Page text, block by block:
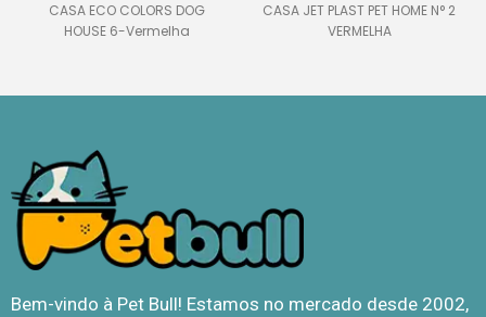
CASA ECO COLORS DOG
HOUSE 6-Vermelha
CASA JET PLAST PET HOME N° 2
VERMELHA
Bem-vindo à Pet Bull! Estamos no mercado desde 2002,